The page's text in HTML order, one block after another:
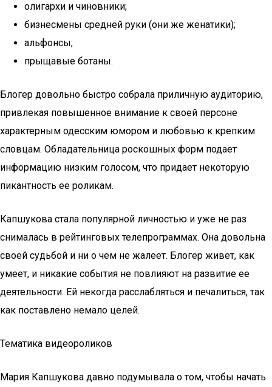
олигархи и чиновники;
бизнесмены средней руки (они же женатики);
альфонсы;
прыщавые ботаны.
Блогер довольно быстро собрала приличную аудиторию,
привлекая повышенное внимание к своей персоне
характерным одесским юмором и любовью к крепким
словцам. Обладательница роскошных форм подает
информацию низким голосом, что придает некоторую
пикантность ее роликам.
Капшукова стала популярной личностью и уже не раз
снималась в рейтинговых телепрограммах. Она довольна
своей судьбой и ни о чем не жалеет. Блогер живет, как
умеет, и никакие события не повлияют на развитие ее
деятельности. Ей некогда расслабляться и печалиться, так
как поставлено немало целей.
Тематика видеороликов
Мария Капшукова давно подумывала о том, чтобы начать